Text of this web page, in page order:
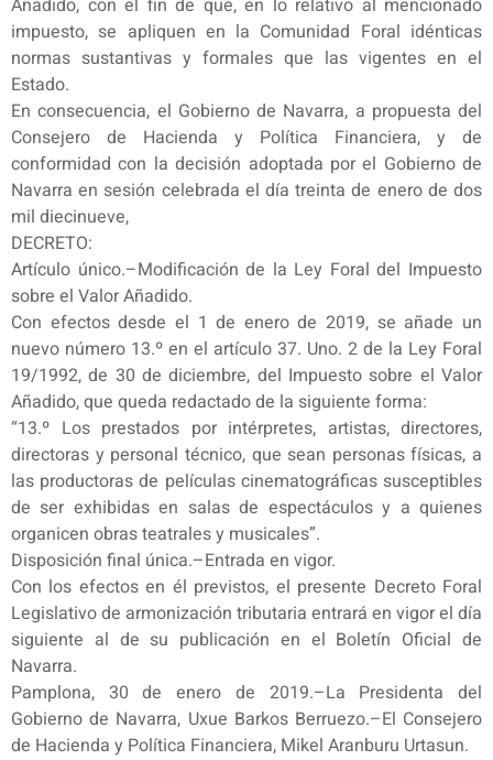
impuesto, se apliquen en la Comunidad Foral idénticas
normas sustantivas y formales que las vigentes en el
Estado.
En consecuencia, el Gobierno de Navarra, a propuesta del
Consejero de Hacienda y Política Financiera, y de
conformidad con la decisión adoptada por el Gobierno de
Navarra en sesión celebrada el día treinta de enero de dos
mil diecinueve,
DECRETO:
Artículo único.–Modificación de la Ley Foral del Impuesto
sobre el Valor Añadido.
Con efectos desde el 1 de enero de 2019, se añade un
nuevo número 13.º en el artículo 37. Uno. 2 de la Ley Foral
19/1992, de 30 de diciembre, del Impuesto sobre el Valor
Añadido, que queda redactado de la siguiente forma:
“13.º Los prestados por intérpretes, artistas, directores,
directoras y personal técnico, que sean personas físicas, a
las productoras de películas cinematográficas susceptibles
de ser exhibidas en salas de espectáculos y a quienes
organicen obras teatrales y musicales”.
Disposición final única.–Entrada en vigor.
Con los efectos en él previstos, el presente Decreto Foral
Legislativo de armonización tributaria entrará en vigor el día
siguiente al de su publicación en el Boletín Oficial de
Navarra.
Pamplona, 30 de enero de 2019.–La Presidenta del
Gobierno de Navarra, Uxue Barkos Berruezo.–El Consejero
de Hacienda y Política Financiera, Mikel Aranburu Urtasun.